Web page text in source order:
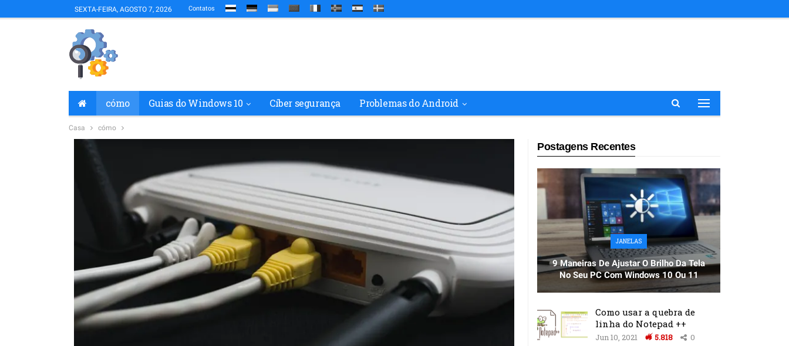
SEXTA-FEIRA, AGOSTO 7, 2026 Contatos
cómo Guias do Windows 10 Cíber segurança Problemas do Android
Casa cómo
Postagens Recentes
JANELAS
9 Maneiras De Ajustar O Brilho Da Tela
No Seu PC Com Windows 10 Ou 11
Como usar a quebra de
linha do Notepad ++
Jun 10, 2021 5.818 0